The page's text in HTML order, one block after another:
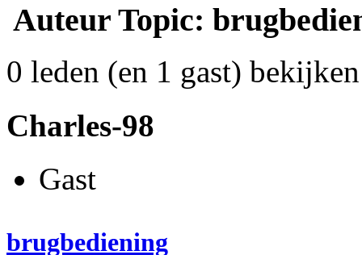
Auteur Topic:
0 leden (en 1 gast)
Charles-98
Gast
brugbediening